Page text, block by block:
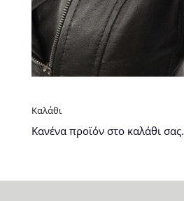
Καλάθι
Κανένα προϊόν στο καλάθι σας.